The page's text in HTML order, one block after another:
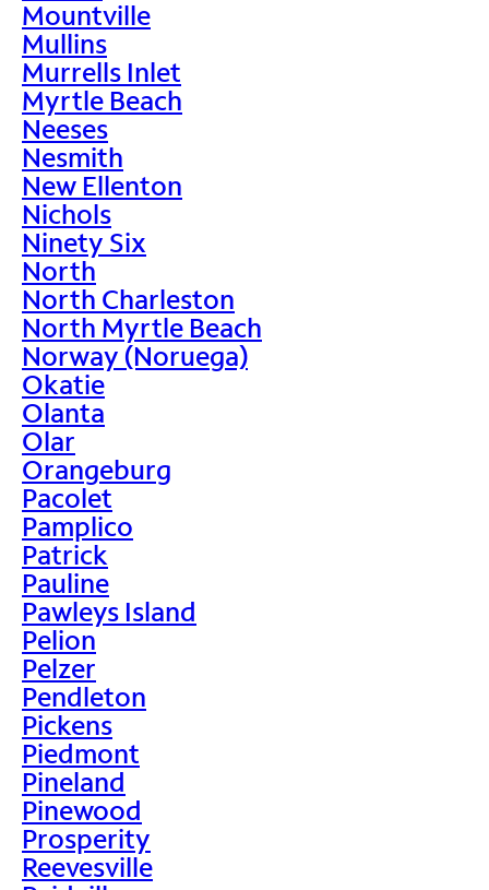
Mountville
Mullins
Murrells Inlet
Myrtle Beach
Neeses
Nesmith
New Ellenton
Nichols
Ninety Six
North
North Charleston
North Myrtle Beach
Norway (Noruega)
Okatie
Olanta
Olar
Orangeburg
Pacolet
Pamplico
Patrick
Pauline
Pawleys Island
Pelion
Pelzer
Pendleton
Pickens
Piedmont
Pineland
Pinewood
Prosperity
Reevesville